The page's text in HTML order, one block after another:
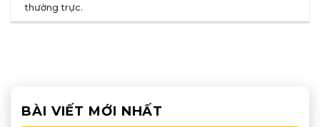
thường trực.
BÀI VIẾT MỚI NHẤT